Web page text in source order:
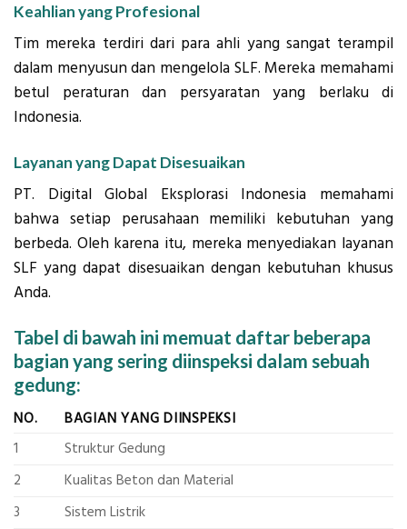
Keahlian yang Profesional
Tim mereka terdiri dari para ahli yang sangat terampil
dalam menyusun dan mengelola SLF. Mereka memahami
betul peraturan dan persyaratan yang berlaku di
Indonesia.
Layanan yang Dapat Disesuaikan
PT. Digital Global Eksplorasi Indonesia memahami
bahwa setiap perusahaan memiliki kebutuhan yang
berbeda. Oleh karena itu, mereka menyediakan layanan
SLF yang dapat disesuaikan dengan kebutuhan khusus
Anda.
Tabel di bawah ini memuat daftar beberapa
bagian yang sering diinspeksi dalam sebuah
gedung:
NO.
BAGIAN YANG DIINSPEKSI
1
Struktur Gedung
2
Kualitas Beton dan Material
3
Sistem Listrik